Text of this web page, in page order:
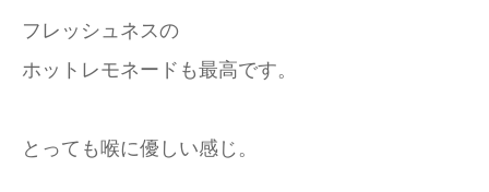
フレッシュネスの
ホットレモネードも最高です。
とっても喉に優しい感じ。